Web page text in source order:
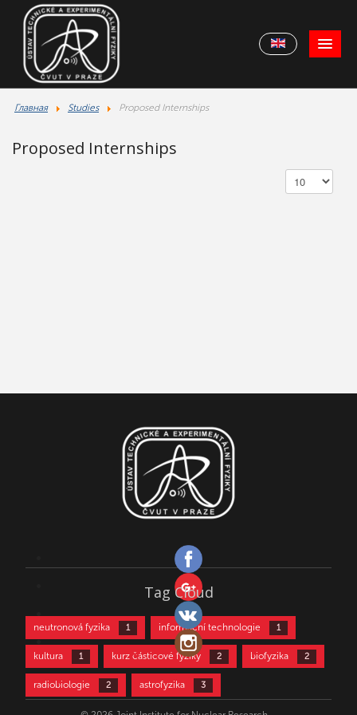
Главная Studies Proposed Internships
Proposed Internships
Display #
Tag Cloud
neutronová fyzika 1 informační technologie 1
kultura 1 kurz částicové fyziky 2 biofyzika 2
radiobiologie 2 astrofyzika 3